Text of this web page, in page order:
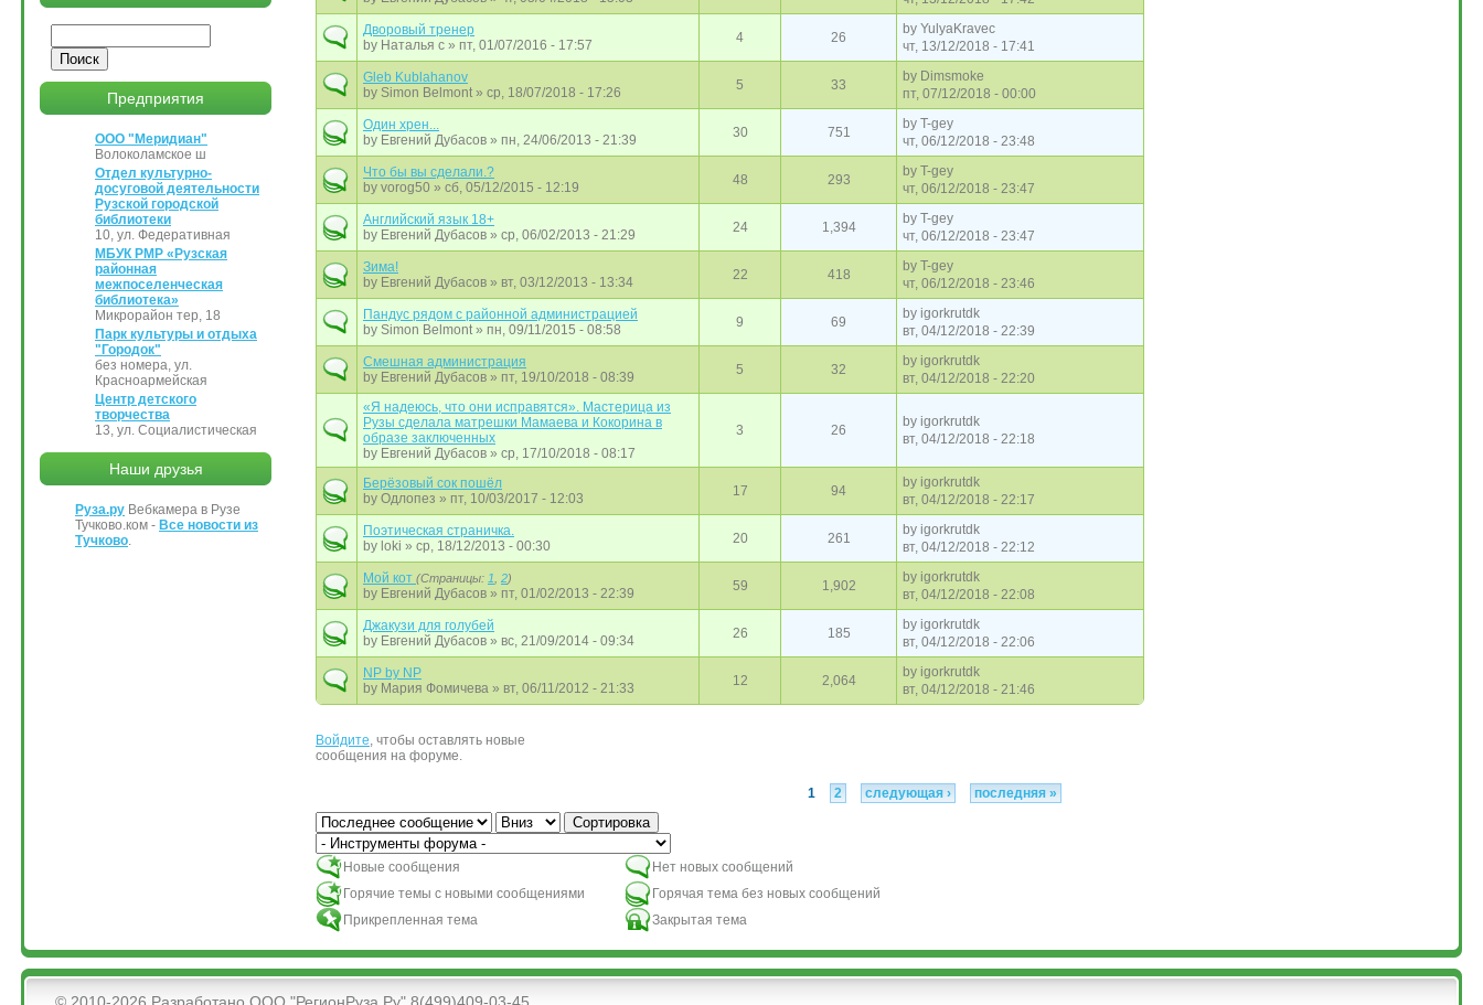
Дворовый тренер
by Наталья с » пт, 01/07/2016 - 17:57 4 26
by YulyaKravec
чт, 13/12/2018 - 17:41
Gleb Kublahanov
by Simon Belmont » ср, 18/07/2018 - 17:26 5 33
by Dimsmoke
пт, 07/12/2018 - 00:00
Один хрен...
by Евгений Дубасов » пн, 24/06/2013 - 21:39 30 751
by T-gey
чт, 06/12/2018 - 23:48
Что бы вы сделали.?
by vorog50 » сб, 05/12/2015 - 12:19 48 293
by T-gey
чт, 06/12/2018 - 23:47
Английский язык 18+
by Евгений Дубасов » ср, 06/02/2013 - 21:29 24 1,394
by T-gey
чт, 06/12/2018 - 23:47
Зима!
by Евгений Дубасов » вт, 03/12/2013 - 13:34 22 418
by T-gey
чт, 06/12/2018 - 23:46
Пандус рядом с районной администрацией
by Simon Belmont» пн, 09/11/2015 - 08:58 9 69
by igorkrutdk
вт, 04/12/2018 - 22:39
Смешная администрация
by Евгений Дубасов » пт, 19/10/2018 - 08:39 5 32
by igorkrutdk
вт, 04/12/2018 - 22:20
«Я надеюсь, что они исправятся». Мастерица из
Рузы сделала матрешки Мамаева и Кокорина в
образе заключенных
by Евгений Дубасов » ср, 17/10/2018 - 08:17
3 26
by igorkrutdk
вт, 04/12/2018 - 22:18
Берёзовый сок пошёл
by Одлопез » пт, 10/03/2017 - 12:03 17 94
by igorkrutdk
вт, 04/12/2018 - 22:17
Поэтическая страничка.
by loki » ср, 18/12/2013 - 00:30 20 261
by igorkrutdk
вт, 04/12/2018 - 22:12
Мой кот (Страницы: 1, 2)
by Евгений Дубасов » пт, 01/02/2013 - 22:39 59 1,902
by igorkrutdk
вт, 04/12/2018 - 22:08
Джакузи для голубей
by Евгений Дубасов » вс, 21/09/2014 - 09:34 26 185
by igorkrutdk
вт, 04/12/2018 - 22:06
NP by NP
by Мария Фомичева » вт, 06/11/2012 - 21:33 12 2,064
by igorkrutdk
вт, 04/12/2018 - 21:46
Войдите, чтобы оставлять новые
сообщения на форуме.
Страницы
1 2 следующая ›
последняя »
Сортировка по
Сортировка
Новые сообщения
Нет новых сообщений
Горячие темы с новыми сообщениями
Горячая тема без новых сообщений
Прикрепленная тема
Закрытая тема
Предприятия
ООО "Меридиан"
Волоколамское ш
Отдел культурно-
досуговой деятельности
Рузской городской
библиотеки
10, ул. Федеративная
МБУК РМР «Рузская
районная
межпоселенческая
библиотека»
Микрорайон тер, 18
Парк культуры и отдыха
"Городок"
без номера, ул.
Красноармейская
Центр детского
творчества
13, ул. Социалистическая
Наши друзья
Руза.ру Вебкамера в Рузе
Тучково.ком - Все новости из
Тучково.
&bsps;